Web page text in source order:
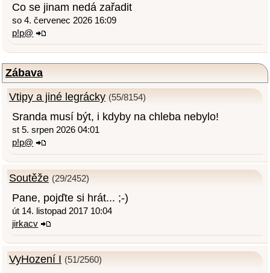
Co se jinam nedá zařadit
so 4. červenec 2026 16:09
p!p@
Zábava
Vtipy a jiné legrácky (55/8154)
Sranda musí být, i kdyby na chleba nebylo!
st 5. srpen 2026 04:01
p!p@
Soutěže (29/2452)
Pane, pojďte si hrát... ;-)
út 14. listopad 2017 10:04
jirkacv
VyHození I (51/2560)